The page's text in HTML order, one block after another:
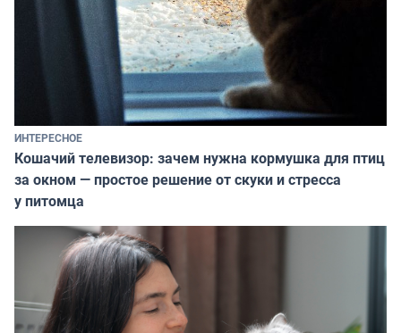
ИНТЕРЕСНОЕ
Кошачий телевизор: зачем нужна кормушка для птиц
за окном — простое решение от скуки и стресса
у питомца